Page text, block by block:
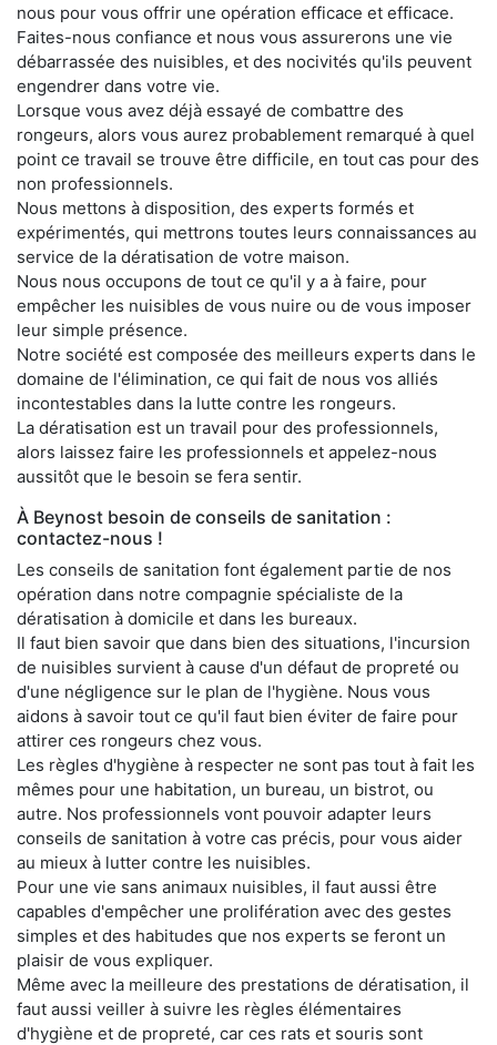
nous pour vous offrir une opération efficace et efficace.
Faites-nous confiance et nous vous assurerons une vie
débarrassée des nuisibles, et des nocivités qu'ils peuvent
engendrer dans votre vie.
Lorsque vous avez déjà essayé de combattre des
rongeurs, alors vous aurez probablement remarqué à quel
point ce travail se trouve être difficile, en tout cas pour des
non professionnels.
Nous mettons à disposition, des experts formés et
expérimentés, qui mettrons toutes leurs connaissances au
service de la dératisation de votre maison.
Nous nous occupons de tout ce qu'il y a à faire, pour
empêcher les nuisibles de vous nuire ou de vous imposer
leur simple présence.
Notre société est composée des meilleurs experts dans le
domaine de l'élimination, ce qui fait de nous vos alliés
incontestables dans la lutte contre les rongeurs.
La dératisation est un travail pour des professionnels,
alors laissez faire les professionnels et appelez-nous
aussitôt que le besoin se fera sentir.
À Beynost besoin de conseils de sanitation :
contactez-nous !
Les conseils de sanitation font également partie de nos
opération dans notre compagnie spécialiste de la
dératisation à domicile et dans les bureaux.
Il faut bien savoir que dans bien des situations, l'incursion
de nuisibles survient à cause d'un défaut de propreté ou
d'une négligence sur le plan de l'hygiène. Nous vous
aidons à savoir tout ce qu'il faut bien éviter de faire pour
attirer ces rongeurs chez vous.
Les règles d'hygiène à respecter ne sont pas tout à fait les
mêmes pour une habitation, un bureau, un bistrot, ou
autre. Nos professionnels vont pouvoir adapter leurs
conseils de sanitation à votre cas précis, pour vous aider
au mieux à lutter contre les nuisibles.
Pour une vie sans animaux nuisibles, il faut aussi être
capables d'empêcher une prolifération avec des gestes
simples et des habitudes que nos experts se feront un
plaisir de vous expliquer.
Même avec la meilleure des prestations de dératisation, il
faut aussi veiller à suivre les règles élémentaires
d'hygiène et de propreté, car ces rats et souris sont